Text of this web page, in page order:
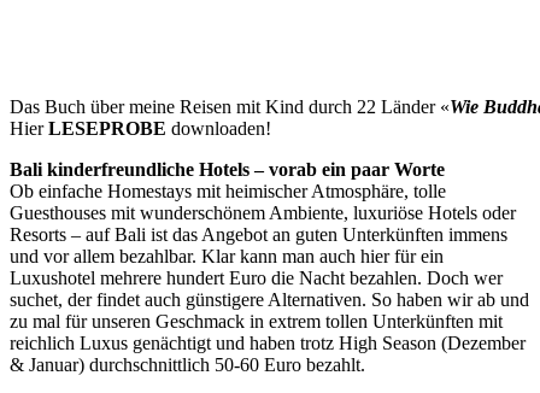
Das Buch über meine Reisen mit Kind durch 22 Länder «Wie
HierLESEPROBE downloaden!
Bali kinderfreundliche Hotels – vorab ein paar Worte
Ob einfache Homestays mit heimischer Atmosphäre, tolle
Guesthouses mit wunderschönem Ambiente, luxuriöse Hotels oder
Resorts – auf Bali ist das Angebot an guten Unterkünften immens
und vor allem bezahlbar. Klar kann man auch hier für ein
Luxushotel mehrere hundert Euro die Nacht bezahlen. Doch wer
suchet, der findet auch günstigere Alternativen. So haben wir ab und
zu mal für unseren Geschmack in extrem tollen Unterkünften mit
reichlich Luxus genächtigt und haben trotz High Season (Dezember
& Januar) durchschnittlich 50-60 Euro bezahlt.